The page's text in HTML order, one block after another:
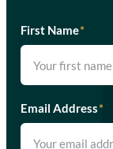
First Name*
Email Address*